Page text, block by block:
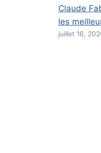
Claude
les
juillet 16,